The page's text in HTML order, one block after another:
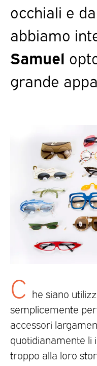
occhiali e
abbiamo
Samuel
grande
C he siano
semplicemente
accessori
quotidianamente li
troppo alla loro